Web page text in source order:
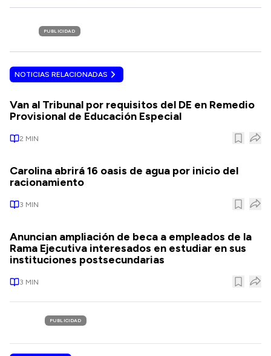
PUBLICIDAD
NOTICIAS RELACIONADAS
Van al Tribunal por requisitos del DE en Remedio
Provisional de Educación Especial
2 MIN
Carolina abrirá 16 oasis de agua por inicio del
racionamiento
3 MIN
Anuncian ampliación de beca a empleados de la
Rama Ejecutiva interesados en estudiar en sus
instituciones postsecundarias
3 MIN
PUBLICIDAD